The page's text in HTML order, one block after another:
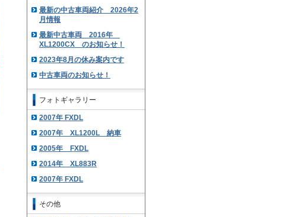
最新の中古車両紹介 2026年2
月情報
最新中古車両 2016年
XL1200CX のお知らせ！
2023年8月の休み案内です
中古車両のお知らせ！
フォトギャラリー
2007年 FXDL
2007年 XL1200L 納車
2005年 FXDL
2014年 XL883R
2007年 FXDL
その他